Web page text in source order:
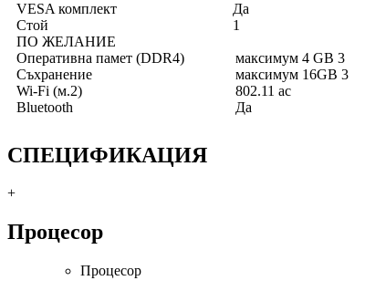
VESA комплект
Да
Стой
1
ПО ЖЕЛАНИЕ
Оперативна памет (DDR4)
максимум 4 GB 3
Съхранение
максимум 16GB 3
Wi-Fi (м.2)
802.11 ac
Bluetooth
Да
СПЕЦИФИКАЦИЯ
+
Процесор
Процесор